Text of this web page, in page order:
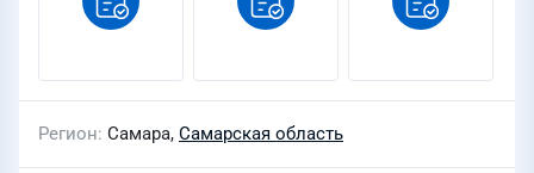
Регион Самара, Самарская область